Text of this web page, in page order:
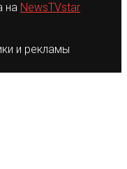
на NewsTVstar
и рекламы